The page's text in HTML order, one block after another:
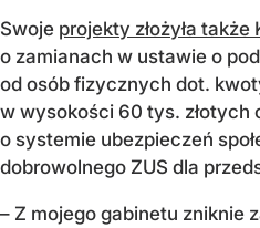
Swoje projekty złożyła
o zamianach w ustawie o
od osób fizycznych dot.
w wysokości 60 tys. złotych
o systemie ubezpieczeń
dobrowolnego ZUS dla
– Z mojego gabinetu zniknie